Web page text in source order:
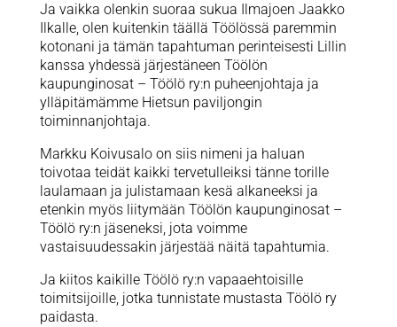
Ja vaikka olenkin suoraa sukua Ilmajoen Jaakko
Ilkalle, olen kuitenkin täällä Töölössä paremmin
kotonani ja tämän tapahtuman perinteisesti Lillin
kanssa yhdessä järjestäneen Töölön
kaupunginosat – Töölö ry:n puheenjohtaja ja
ylläpitämämme Hietsun paviljongin
toiminnanjohtaja.
Markku Koivusalo on siis nimeni ja haluan
toivotaa teidät kaikki tervetulleiksi tänne torille
laulamaan ja julistamaan kesä alkaneeksi ja
etenkin myös liitymään Töölön kaupunginosat –
Töölö ry:n jäseneksi, jota voimme
vastaisuudessakin järjestää näitä tapahtumia.
Ja kiitos kaikille Töölö ry:n vapaaehtoisille
toimitsijoille, jotka tunnistate mustasta Töölö ry
paidasta.